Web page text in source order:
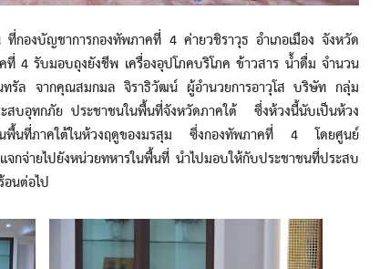
ชาการกองทัพภาคที่ 4 ค่ายวชิราวุธ อำเภอเมือง จังหวัด
ที่ 4 รับมอบถุงยังชีพ เครื่องอุปโภคบริโภค ข้าวสาร น้ำดื่ม จำนวน
ทรัล จากคุณสมกมล จิราธิวัฒน์ ผู้อำนวยการอาวุโส บริษัท กลุ่ม
สบอุทกภัย ประชาชนในพื้นที่จังหวัดภาคใต้ ซึ่งห้วงนี้นับเป็นห้วง
ในพื้นที่ภาคใต้ในห้วงฤดูของมรสุม ซึ่งกองทัพภาคที่ 4 โดยศูนย์
กจ่ายไปยังหน่วยทหารในพื้นที่ นำไปมอบให้กับประชาชนที่ประสบ
นต่อไป